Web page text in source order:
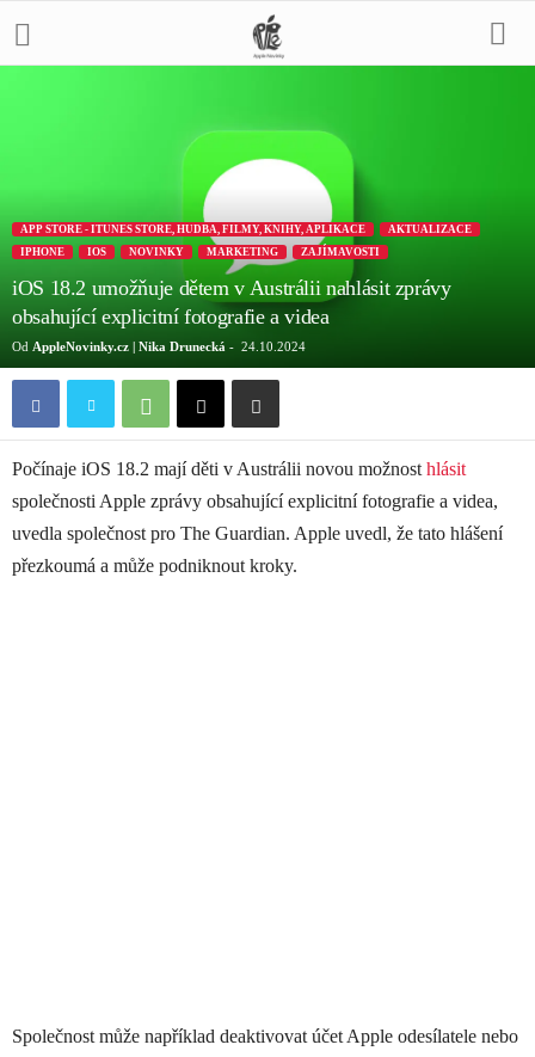
APP STORE - ITUNES STORE, HUDBA, FILMY, KNIHY, APLIKACE
AKTUALIZACE
IPHONE
IOS NOVINKY MARKETING ZAJÍMAVOSTI
iOS 18.2 umožňuje dětem v Austrálii nahlásit zprávy
obsahující explicitní fotografie a videa
Od AppleNovinky.cz | Nika Drunecká - 24.10.2024
Počínaje iOS 18.2 mají děti v Austrálii novou možnosthlásit
společnosti Apple zprávy obsahující explicitní fotografie a videa,
uvedla společnost pro The Guardian. Apple uvedl, že tato hlášení
přezkoumá a může podniknout kroky.
Společnost může například deaktivovat účet Apple odesílatele nebo